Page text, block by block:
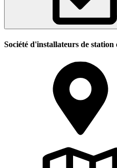
Société d'installateurs de